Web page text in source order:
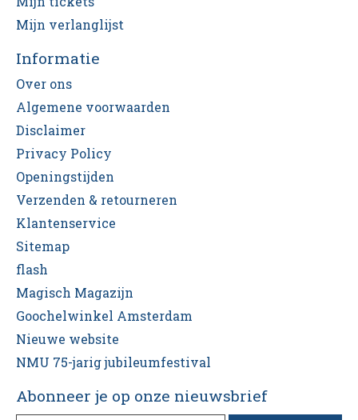
Mijn verlanglijst
Informatie
Over ons
Algemene voorwaarden
Disclaimer
Privacy Policy
Openingstijden
Verzenden & retourneren
Klantenservice
Sitemap
flash
Magisch Magazijn
Goochelwinkel Amsterdam
Nieuwe website
NMU 75-jarig jubileumfestival
Abonneer je op onze nieuwsbrief